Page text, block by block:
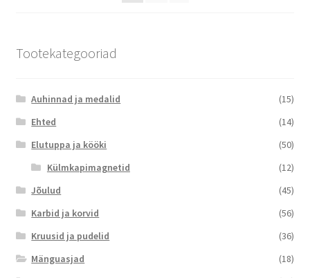
Tootekategooriad
Auhinnad ja medalid
(15)
Ehted
(14)
Elutuppa ja kööki
(50)
Külmkapimagnetid
(12)
Jõulud
(45)
Karbid ja korvid
(56)
Kruusid ja pudelid
(36)
Mänguasjad
(18)